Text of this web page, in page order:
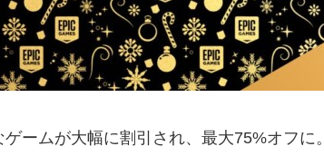
ームが大幅に割引され、最大75%オフに。